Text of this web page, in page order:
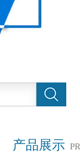
产品展示